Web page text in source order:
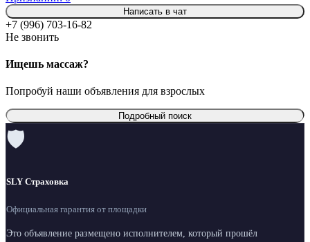
Написать в чат
+7 (996) 703-16-82
Не звонить
Ищешь массаж?
Попробуй наши объявления для взрослых
Подробный поиск
🛡
SLY Страховка
Официальная гарантия от площадки
Это объявление размещено исполнителем, который прошёл